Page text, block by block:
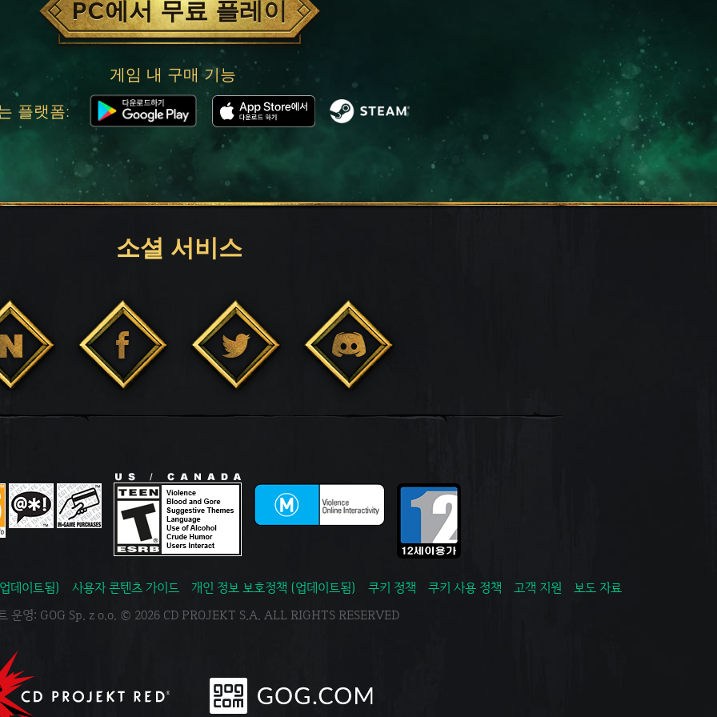
PC에서 무료 플레이
게임 내 구매 기능
플랫폼:
소셜 서비스
데이트됨) 사용자 콘텐츠 가이드 개인 정보 보호정책 (업데이트됨) 쿠키 정책 쿠키 사용 정책 고객 지원
보도 자료
운영: GOG Sp. z o.o. © 2026 CD PROJEKT S.A. ALL RIGHTS RESERVED